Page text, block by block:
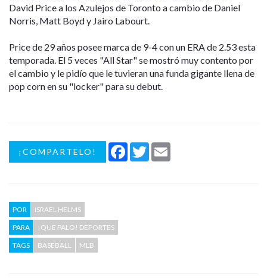
David Price a los Azulejos de Toronto a cambio de Daniel
Norris, Matt Boyd y Jairo Labourt.
Price de 29 años posee marca de 9-4 con un ERA de 2.53 esta
temporada. El 5 veces "All Star" se mostró muy contento por
el cambio y le pidío que le tuvieran una funda gigante llena de
pop corn en su "locker" para su debut.
¡COMPARTELO! Facebook
Twitter
POR
ISRAEL HELMS
PARA
¡QUE PALO! DEPORTES
TAGS
BASEBALL MLB